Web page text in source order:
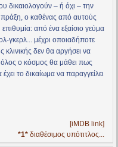
δικαιολογούν – ή όχι – την
ο καθένας από αυτούς
από ένα εξαίσιο γεύμα
γκερλ... μέχρι οποιαδήποτε
κλινικής δεν θα αργήσει να
ο κόσμος θα μάθει πως
το δικαίωμα να παραγγείλει
[iMDB link]
*1* διαθέσιμος υπότιτλος...